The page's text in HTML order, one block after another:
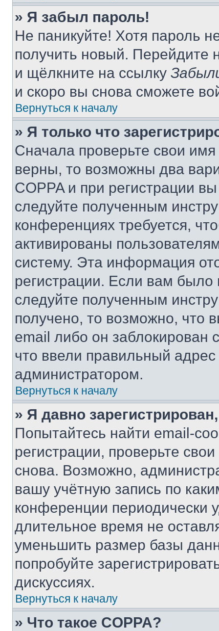
» Я забыл пароль!
Не паникуйте! Хотя пароль
получить новый. Перейдите
и щёлкните на ссылку
и скоро вы снова сможете
Вернуться к началу
» Я только что
Сначала проверьте свои
верны, то возможны два
COPPA и при регистрации
следуйте полученным
конференциях требуется,
активированы
систему. Эта информация
регистрации. Если вам
следуйте полученным
получено, то возможно, что
email либо он
что ввели правильный адрес
администратором.
Вернуться к началу
» Я давно
Попытайтесь найти email-
регистрации, проверьте
снова. Возможно,
вашу учётную запись по
конференции периодически
длительное время не
уменьшить размер базы
попробуйте
дискуссиях.
Вернуться к началу
» Что такое COPPA?